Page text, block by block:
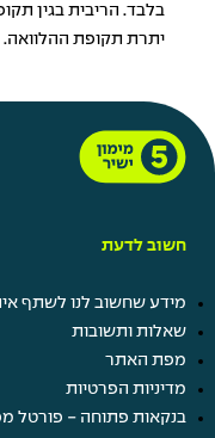
בלבד. הריבית בגין
יתרת תקופת ההלוואה.
חשוב לדעת
מידע שחשוב לנו לשתף
שאלות ותשובות
מפת האתר
מדיניות הפרטיות
בנקאות פתוחה - פורטל